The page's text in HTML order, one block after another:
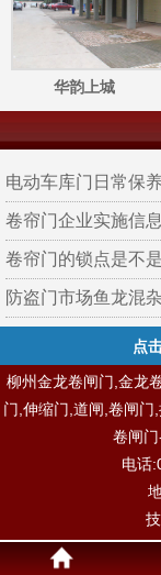
华韵上城
电动车库门日常保
卷帘门企业实施信
卷帘门的锁点是不
防盗门市场鱼龙混
点
柳州金龙卷闸门,金龙
门,伸缩门,道闸,卷闸门
卷闸
电话